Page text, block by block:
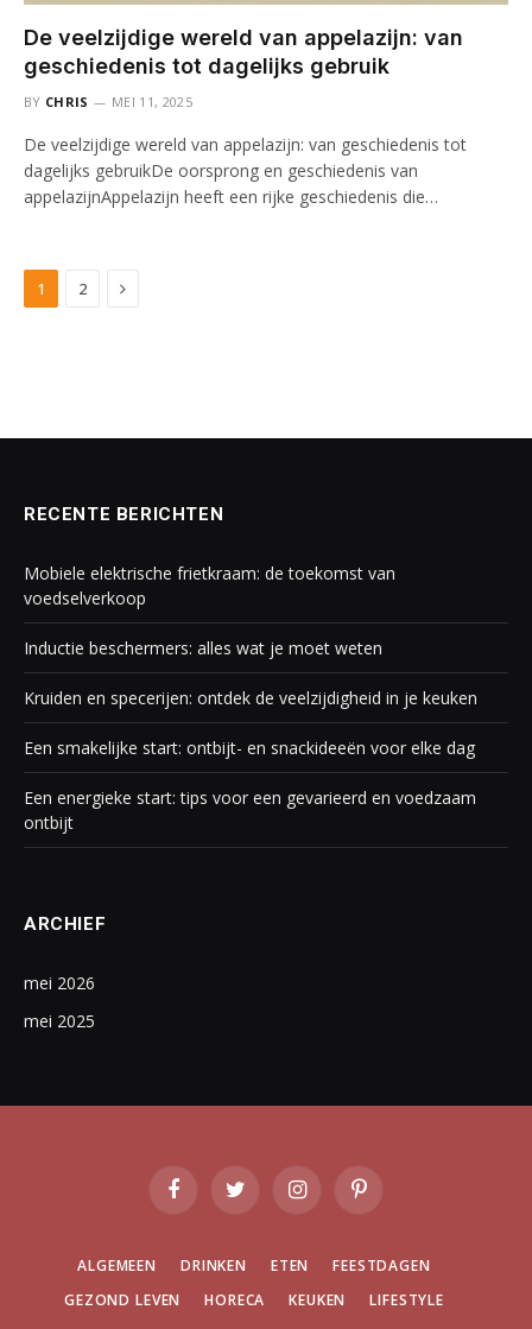
De veelzijdige wereld van appelazijn: van
geschiedenis tot dagelijks gebruik
BY CHRIS MEI 11, 2025
De veelzijdige wereld van appelazijn: van geschiedenis tot
dagelijks gebruikDe oorsprong en geschiedenis van
appelazijnAppelazijn heeft een rijke geschiedenis die…
1 2 Next
RECENTE BERICHTEN
Mobiele elektrische frietkraam: de toekomst van
voedselverkoop
Inductie beschermers: alles wat je moet weten
Kruiden en specerijen: ontdek de veelzijdigheid in je keuken
Een smakelijke start: ontbijt- en snackideeën voor elke dag
Een energieke start: tips voor een gevarieerd en voedzaam
ontbijt
ARCHIEF
mei 2026
mei 2025
FacebookTwitter InstagramPinterest
ALGEMEEN DRINKEN ETEN
FEESTDAGEN
GEZOND LEVEN
HORECA KEUKEN
LIFESTYLE